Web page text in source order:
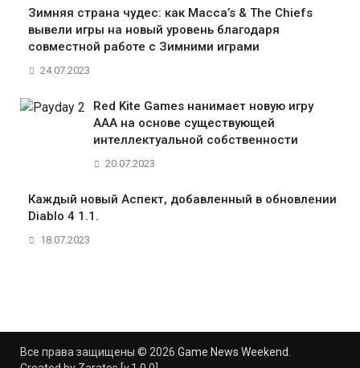
Зимняя страна чудес: как Macca’s & The Chiefs
вывели игры на новый уровень благодаря
совместной работе с Зимними играми
24.07.2023
Red Kite Games нанимает новую игру
AAA на основе существующей
интеллектуальной собственности
20.07.2023
Каждый новый Аспект, добавленный в обновлении
Diablo 4 1.1.
18.07.2023
Все права защищены © 2026 Game News Weekend